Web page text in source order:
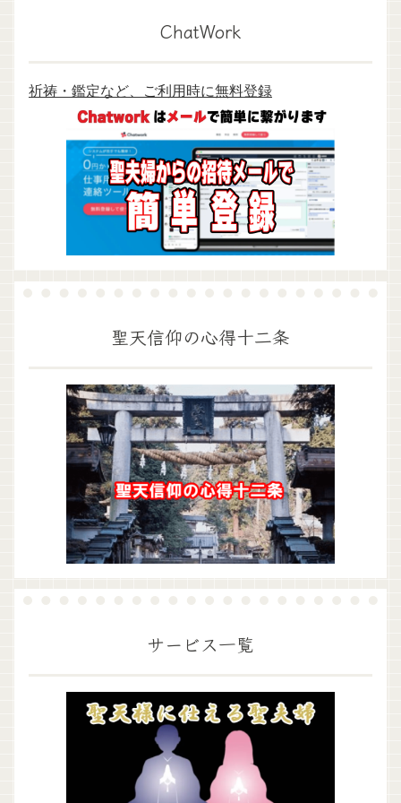
ChatWork
祈祷・鑑定など、ご利用時に無料登録
聖天信仰の心得十二条
サービス一覧